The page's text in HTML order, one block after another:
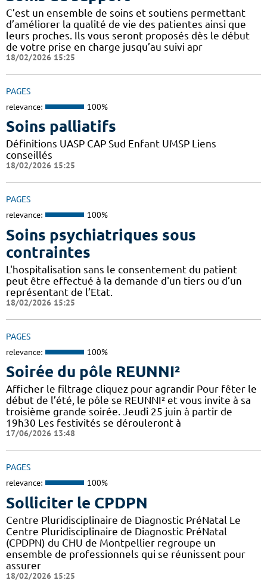
C’est un ensemble de soins et soutiens permettant
d’améliorer la qualité de vie des patientes ainsi que
leurs proches. Ils vous seront proposés dès le début
de votre prise en charge jusqu’au suivi apr
18/02/2026 15:25
PAGES
relevance: 100%
Soins palliatifs
Définitions UASP CAP Sud Enfant UMSP Liens
conseillés
18/02/2026 15:25
PAGES
relevance: 100%
Soins psychiatriques sous
contraintes
L'hospitalisation sans le consentement du patient
peut être effectué à la demande d'un tiers ou d’un
représentant de l’Etat.
18/02/2026 15:25
PAGES
relevance: 100%
Soirée du pôle REUNNI²
Afficher le filtrage cliquez pour agrandir Pour fêter le
début de l’été, le pôle se REUNNI² et vous invite à sa
troisième grande soirée. Jeudi 25 juin à partir de
19h30 Les festivités se dérouleront à
17/06/2026 13:48
PAGES
relevance: 100%
Solliciter le CPDPN
Centre Pluridisciplinaire de Diagnostic PréNatal Le
Centre Pluridisciplinaire de Diagnostic PréNatal
(CPDPN) du CHU de Montpellier regroupe un
ensemble de professionnels qui se réunissent pour
assurer
18/02/2026 15:25